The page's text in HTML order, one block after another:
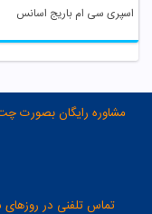
اسپری سی ام باریج اسانس